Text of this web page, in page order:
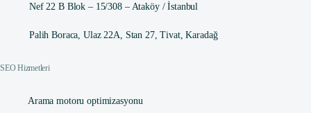
Nef 22 B Blok – 15/308 – Ataköy / İstanbul
Palih Boraca, Ulaz 22A, Stan 27, Tivat, Karadağ
SEO Hizmetleri
Arama motoru optimizasyonu